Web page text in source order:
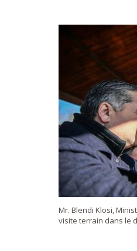
Mr. Blendi Klosi,
visite terrain dans le